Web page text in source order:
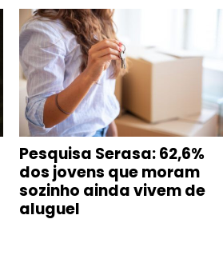
Pesquisa Serasa: 62,6%
dos jovens que moram
sozinho ainda vivem de
aluguel